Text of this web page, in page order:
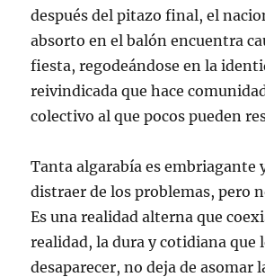
después del pitazo final, el
absorto en el balón encuentra
fiesta, regodeándose en la
reivindicada que hace
colectivo al que pocos pueden
Tanta algarabía es embriagante
distraer de los problemas, pero
Es una realidad alterna que
realidad, la dura y cotidiana que
desaparecer, no deja de asomar